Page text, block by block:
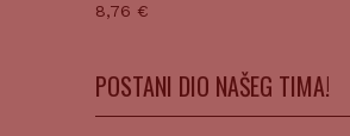
8,76 €
POSTANI DIO NAŠEG TIMA!